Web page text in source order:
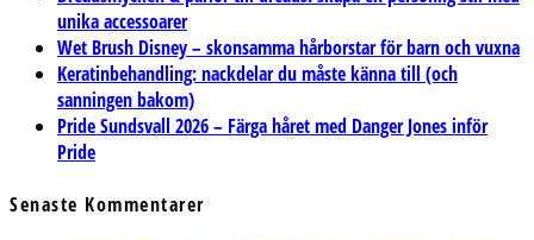
unika accessoarer
Wet Brush Disney – skonsamma hårborstar för barn och vuxna
Keratinbehandling: nackdelar du måste känna till (och
sanningen bakom)
Pride Sundsvall 2026 – Färga håret med Danger Jones inför
Pride
Senaste Kommentarer